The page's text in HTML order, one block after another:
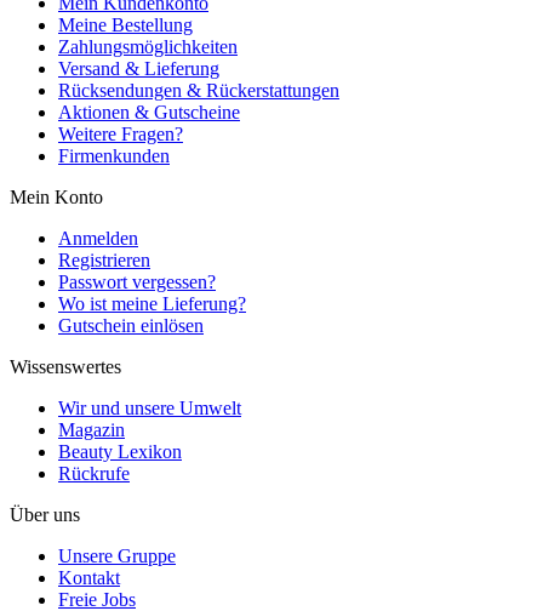
Meine Bestellung
Zahlungsmöglichkeiten
Versand & Lieferung
Rücksendungen & Rückerstattungen
Aktionen & Gutscheine
Weitere Fragen?
Firmenkunden
Mein Konto
Anmelden
Registrieren
Passwort vergessen?
Wo ist meine Lieferung?
Gutschein einlösen
Wissenswertes
Wir und unsere Umwelt
Magazin
Beauty Lexikon
Rückrufe
Über uns
Unsere Gruppe
Kontakt
Freie Jobs